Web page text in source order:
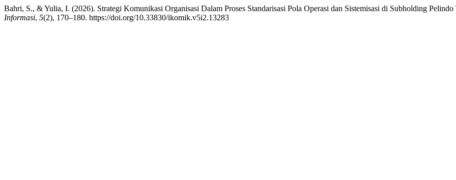
Bahri, S., & Yulia, I. (2026). Strategi Komunikasi Organisasi Dalam Proses Standarisasi Pola Operasi dan Sistemisasi di Subholding
Informasi, 5(2), 170–180. https://doi.org/10.33830/ikomik.v5i2.13283